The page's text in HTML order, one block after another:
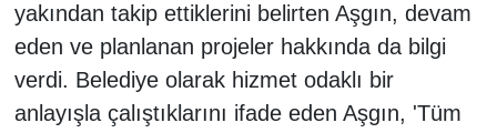
yakından takip ettiklerini belirten Aşgın, devam
eden ve planlanan projeler hakkında da bilgi
verdi. Belediye olarak hizmet odaklı bir
anlayışla çalıştıklarını ifade eden Aşgın, 'Tüm